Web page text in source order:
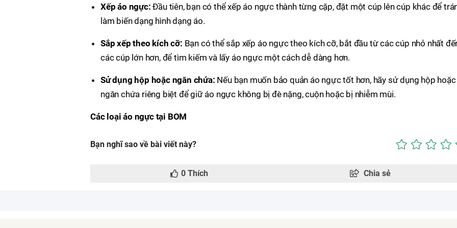
Xếp áo ngực:Đầu tiên, bạn có thể xếp áo ngực thành từng cặp, đặt một cúp lên cúp khác để
làm biến dạng hình dạng áo.
Sắp xếp theo kích cỡ: Bạn có thể sắp xếp áo ngực theo kích cỡ, bắt đầu từ các cúp nhỏ nhất
các cúp lớn hơn, để tìm kiếm và lấy áo ngực một cách dễ dàng hơn.
Sử dụng hộp hoặc ngăn chứa: Nếu bạn muốn bảo quản áo ngực tốt hơn, hãy sử dụng hộp hoặc
ngăn chứa riêng biệt để giữ áo ngực không bị đè nặng, cuộn hoặc bị nhiễm mùi.
Các loại áo ngực tại BOM
Bạn nghĩ sao về bài viết này?
0Thích Chia sẻ